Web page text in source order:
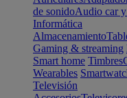
de sonidoAudio car
Informática
Almacenamiento
Gaming & streaming
Smart home Timbres
Wearables
Televisión